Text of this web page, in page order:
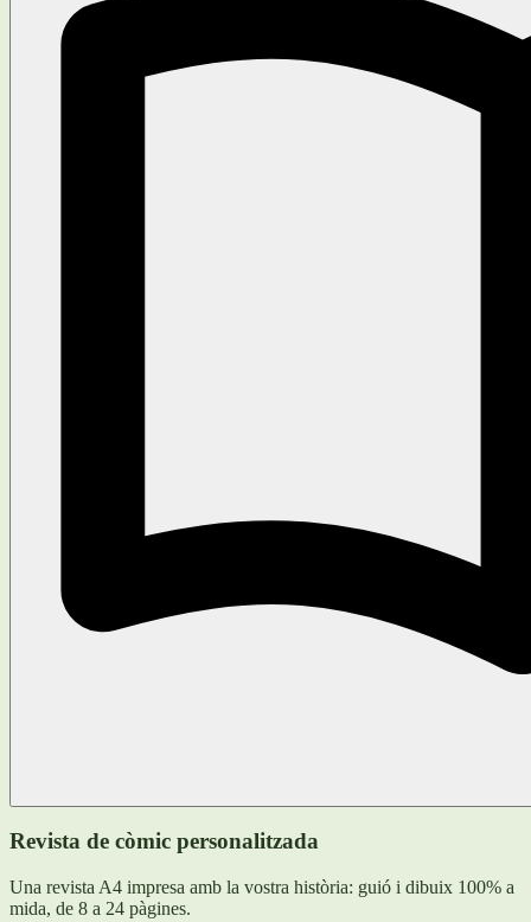
Revista de còmic personalitzada
Una revista A4 impresa amb la vostra història: guió i dibuix 100% a
mida, de 8 a 24 pàgines.